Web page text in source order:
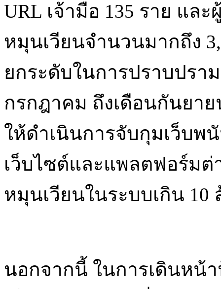
URL เจ้ามือ 135 ราย และ
หมุนเวียนจำนวนมากถึง
ยกระดับในการปราบปรา
กรกฎาคม ถึงเดือนกันยาย
ให้ดำเนินการจับกุมเว็บ
เว็บไซต์และแพลตฟอร์มต่
หมุนเวียนในระบบเกิน 10
นอกจากนี้ ในการเดินหน้